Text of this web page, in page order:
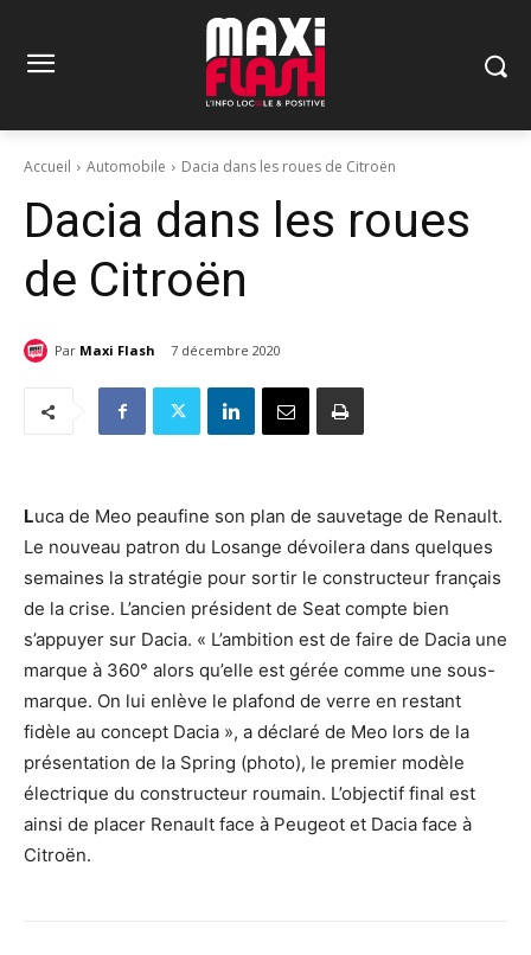
Accueil Automobile Dacia dans les roues de Citroën
Dacia dans les roues
de Citroën
Par Maxi Flash 7 décembre 2020
Luca de Meo peaufine son plan de sauvetage de Renault.
Le nouveau patron du Losange dévoilera dans quelques
semaines la stratégie pour sortir le constructeur français
de la crise. L’ancien président de Seat compte bien
s’appuyer sur Dacia. « L’ambition est de faire de Dacia une
marque à 360° alors qu’elle est gérée comme une sous-
marque. On lui enlève le plafond de verre en restant
fidèle au concept Dacia », a déclaré de Meo lors de la
présentation de la Spring (photo), le premier modèle
électrique du constructeur roumain. L’objectif final est
ainsi de placer Renault face à Peugeot et Dacia face à
Citroën.